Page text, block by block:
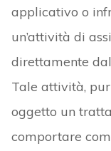
applicativo o
un’attività di
direttamente
Tale attività,
oggetto un
comportare